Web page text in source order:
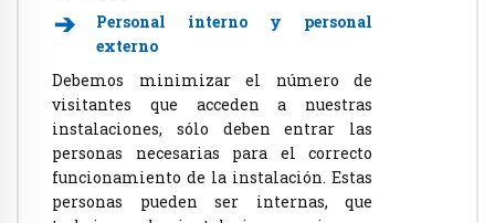
Personal
interno y
personal
externo
Debemos minimizar el número de
visitantes que acceden a nuestras
instalaciones, sólo deben entrar las
personas necesarias para el correcto
funcionamiento de la instalación. Estas
personas pueden ser internas, que